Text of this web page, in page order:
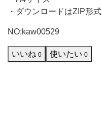
る
検
温
・ダウンロードはZIP形式
NO:kaw00529
いいね 0 使いたい 0